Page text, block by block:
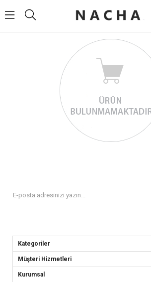
Kategoriler
Müşteri Hizmetleri
Kurumsal